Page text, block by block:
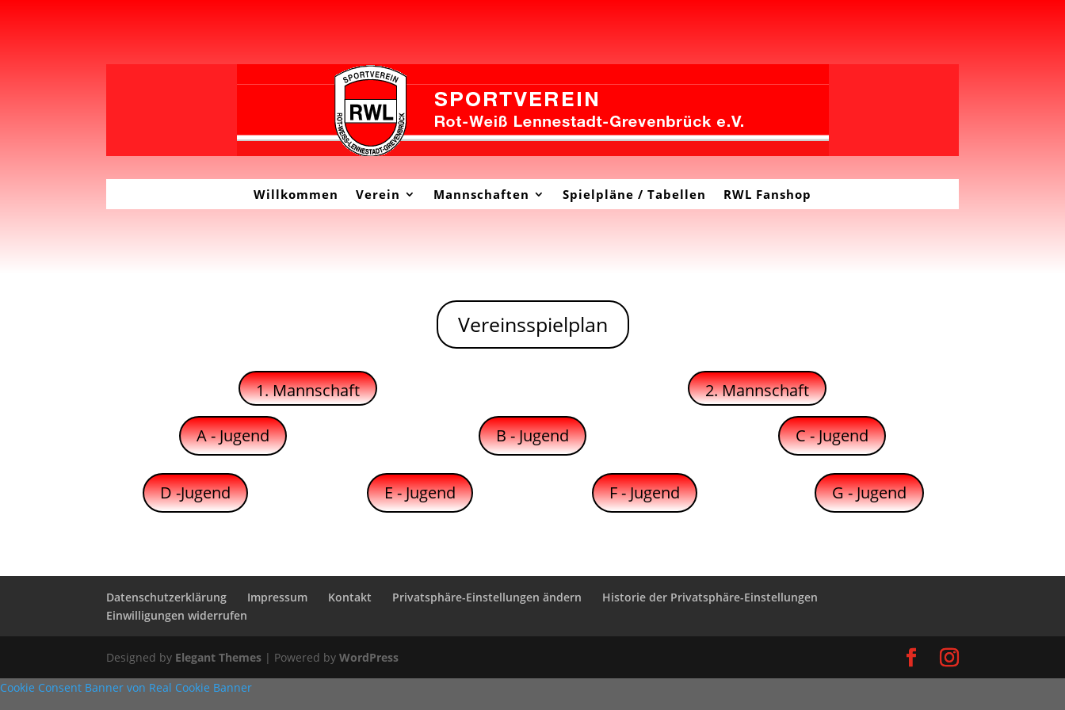
Willkommen Verein Mannschaften Spielpläne / Tabellen RWL Fanshop
Vereinsspielplan
1. Mannschaft 2. Mannschaft
A - Jugend B - Jugend C - Jugend
D -Jugend E - Jugend F - Jugend G - Jugend
Datenschutzerklärung Impressum Kontakt Privatsphäre-Einstellungen ändern
Historie der Privatsphäre-Einstellungen
Einwilligungen widerrufen
Designed by Elegant Themes | Powered byWordPress
Cookie Consent Banner von Real Cookie Banner